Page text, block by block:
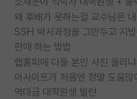
편애 하는 방법
랩홈피에 다들 본인 사진 올리냐
이사이트가 처음엔 정말 도움많
역대급 대학원생 빌런